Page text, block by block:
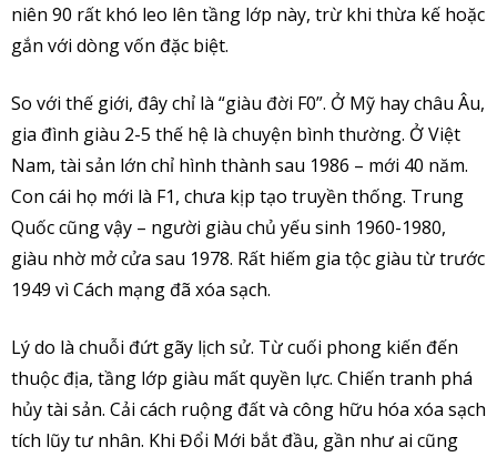
niên 90 rất khó leo lên tầng lớp này, trừ khi thừa kế hoặc
gắn với dòng vốn đặc biệt.
So với thế giới, đây chỉ là “giàu đời F0”. Ở Mỹ hay châu Âu,
gia đình giàu 2-5 thế hệ là chuyện bình thường. Ở Việt
Nam, tài sản lớn chỉ hình thành sau 1986 – mới 40 năm.
Con cái họ mới là F1, chưa kịp tạo truyền thống. Trung
Quốc cũng vậy – người giàu chủ yếu sinh 1960-1980,
giàu nhờ mở cửa sau 1978. Rất hiếm gia tộc giàu từ trước
1949 vì Cách mạng đã xóa sạch.
Lý do là chuỗi đứt gãy lịch sử. Từ cuối phong kiến đến
thuộc địa, tầng lớp giàu mất quyền lực. Chiến tranh phá
hủy tài sản. Cải cách ruộng đất và công hữu hóa xóa sạch
tích lũy tư nhân. Khi Đổi Mới bắt đầu, gần như ai cũng